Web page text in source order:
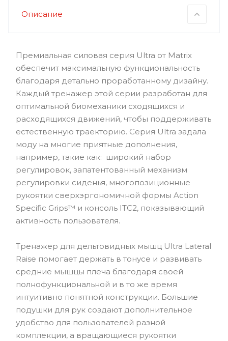
Описание
Премиальная силовая серия Ultra от Matrix
обеспечит максимальную функциональность
благодаря детально проработанному дизайну.
Каждый тренажер этой серии разработан для
оптимальной биомеханики сходящихся и
расходящихся движений, чтобы поддерживать
естественную траекторию. Серия Ultra задала
моду на многие приятные дополнения,
например, такие как: широкий набор
регулировок, запатентованный механизм
регулировки сиденья, многопозиционные
рукоятки сверхэргономичной формы Action
Specific Grips™ и консоль ITC2, показывающий
активность пользователя.
Тренажер для дельтовидных мышц Ultra Lateral
Raise помогает держать в тонусе и развивать
средние мышцы плеча благодаря своей
полнофункциональной и в то же время
интуитивно понятной конструкции. Большие
подушки для рук создают дополнительное
удобство для пользователей разной
комплекции, а вращающиеся рукоятки